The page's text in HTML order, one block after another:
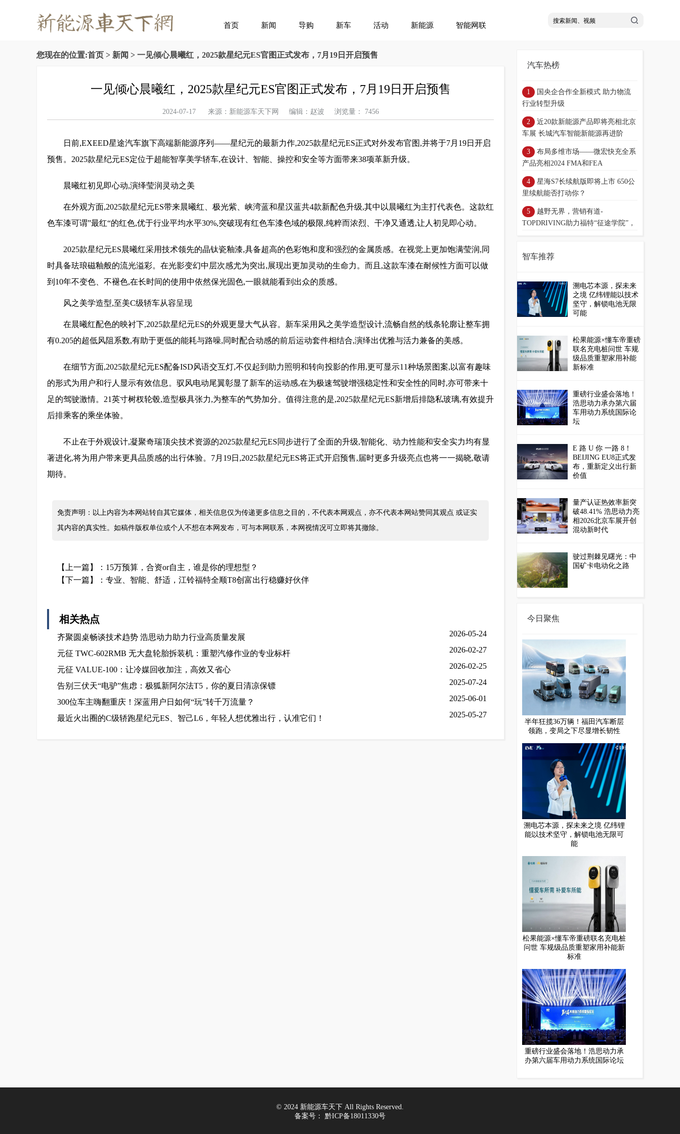
首页 新闻 导购 新车 活动 新能源 智能网联
您现在的位置:首页 > 新闻 > 一见倾心晨曦红，2025款星纪元ES官图正式发布，7月19日开启预售
一见倾心晨曦红，2025款星纪元ES官图正式发布，7月19日开启预售
2024-07-17 来源：新能源车天下网 编辑：赵波 浏览量： 7456
日前,EXEED星途汽车旗下高端新能源序列——星纪元的最新力作,2025款星纪元ES正式对外发布官图,并将于7月19日开启
预售。2025款星纪元ES定位于超能智享美学轿车,在设计、智能、操控和安全等方面带来38项革新升级。
晨曦红初见即心动,演绎莹润灵动之美
在外观方面,2025款星纪元ES带来晨曦红、极光紫、峡湾蓝和星汉蓝共4款新配色升级,其中以晨曦红为主打代表色。这款红
色车漆可谓”最红“的红色,优于行业平均水平30%,突破现有红色车漆色域的极限,纯粹而浓烈、干净又通透,让人初见即心动。
2025款星纪元ES晨曦红采用技术领先的晶钛瓷釉漆,具备超高的色彩饱和度和强烈的金属质感。在视觉上更加饱满莹润,同
时具备珐琅磁釉般的流光溢彩。在光影变幻中层次感尤为突出,展现出更加灵动的生命力。而且,这款车漆在耐候性方面可以做
到10年不变色、不褪色,在长时间的使用中依然保光固色,一眼就能看到出众的质感。
风之美学造型,至美C级轿车从容呈现
在晨曦红配色的映衬下,2025款星纪元ES的外观更显大气从容。新车采用风之美学造型设计,流畅自然的线条轮廓让整车拥
有0.205的超低风阻系数,有助于更低的能耗与路噪,同时配合动感的前后运动套件相结合,演绎出优雅与活力兼备的美感。
在细节方面,2025款星纪元ES配备ISD风语交互灯,不仅起到助力照明和转向投影的作用,更可显示11种场景图案,以富有趣味
的形式为用户和行人显示有效信息。驭风电动尾翼彰显了新车的运动感,在为极速驾驶增强稳定性和安全性的同时,亦可带来十
足的驾驶激情。21英寸树杈轮毂,造型极具张力,为整车的气势加分。值得注意的是,2025款星纪元ES新增后排隐私玻璃,有效提升
后排乘客的乘坐体验。
不止在于外观设计,凝聚奇瑞顶尖技术资源的2025款星纪元ES同步进行了全面的升级,智能化、动力性能和安全实力均有显
著进化,将为用户带来更具品质感的出行体验。7月19日,2025款星纪元ES将正式开启预售,届时更多升级亮点也将一一揭晓,敬请
期待。
免责声明：以上内容为本网站转自其它媒体，相关信息仅为传递更多信息之目的，不代表本网观点，亦不代表本网站赞同其观点 或证实
其内容的真实性。如稿件版权单位或个人不想在本网发布，可与本网联系，本网视情况可立即将其撤除。
【上一篇】： 15万预算，合资or自主，谁是你的理想型？
【下一篇】： 专业、智能、舒适，江铃福特全顺T8创富出行稳赚好伙伴
相关热点
齐聚圆桌畅谈技术趋势 浩思动力助力行业高质量发展 2026-05-24
元征 TWC-602RMB 无大盘轮胎拆装机：重塑汽修作业的专业标杆 2026-02-27
元征 VALUE-100：让冷媒回收加注，高效又省心 2026-02-25
告别三伏天“电驴”焦虑：极狐新阿尔法T5，你的夏日清凉保镖 2025-07-24
300位车主嗨翻重庆！深蓝用户日如何“玩”转千万流量？ 2025-06-01
最近火出圈的C级轿跑星纪元ES、智己L6，年轻人想优雅出行，认准它们！ 2025-05-27
汽车热榜
国央企合作全新模式 助力物流
行业转型升级
近20款新能源产品即将亮相北京
车展 长城汽车智能新能源再进阶
布局多维市场——微宏快充全系
产品亮相2024 FMA和FEA
星海S7长续航版即将上市 650公
里续航能否打动你？
越野无界，营销有道-
TOPDRIVING助力福特“征途学院”，
智车推荐
溯电芯本源，探未来
之境 亿纬锂能以技术
坚守，解锁电池无限
可能
松果能源×懂车帝重磅
联名充电桩问世 车规
级品质重塑家用补能
新标准
重磅行业盛会落地！
浩思动力承办第六届
车用动力系统国际论
坛
E 路 U 你 一路 8！
BEIJING EU8正式发
布，重新定义出行新
价值
量产认证热效率新突
破48.41% 浩思动力亮
相2026北京车展开创
混动新时代
驶过荆棘见曙光：中
国矿卡电动化之路
今日聚焦
半年狂揽36万辆！福田汽车断层
领跑，变局之下尽显增长韧性
溯电芯本源，探未来之境 亿纬锂
能以技术坚守，解锁电池无限可
能
松果能源×懂车帝重磅联名充电桩
问世 车规级品质重塑家用补能新
标准
重磅行业盛会落地！浩思动力承
办第六届车用动力系统国际论坛
© 2024 新能源车天下 All Rights Reserved.
备案号：
黔ICP备18011330号